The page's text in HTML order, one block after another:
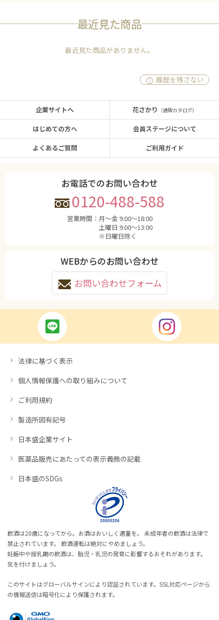
最近見た商品
最近見た商品がありません。
履歴を残さない
企業サイトへ
はじめての方へ
よくあるご質問
花さかり （通販カタログ）
会員ステージについて
ご利用ガイド
お電話でのお問い合わせ
0120-488-588
営業時間： 月〜金 9:00〜18:00
土曜日 9:00〜13:00
※日曜日除く
WEBからのお問い合わせ
お問い合わせフォーム
法律に基づく表示
個人情報保護への取り組みについて
ご利用規約
製造所固有記号
日本盛企業サイト
医薬品販売にあたっての表示義務の記載
日本盛のSDGs
飲酒は20歳になってから。お酒はおいしく適量を。 未成年者の飲酒は法律で
禁止されています。 飲酒運転は絶対にやめましょう。
妊娠中や授乳期の飲酒は、胎児・乳児の発育に影響するおそれがあります。
気を付けましょう。
このサイトはグローバルサインにより認証されています。SSL対応ページから
の情報送信は暗号化により保護されます。